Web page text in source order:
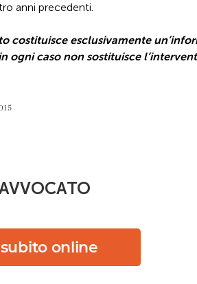
anni precedenti.
costituisce esclusivamente
ogni caso non sostituisce
online